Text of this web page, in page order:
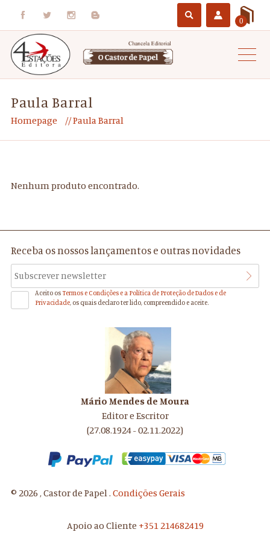
0
Paula Barral
Homepage Paula Barral
Nenhum produto encontrado.
Receba os nossos lançamentos e outras novidades
Aceito os Termos e Condições e a Política de Proteção de Dados e de
Privacidade, os quais declaro ter lido, compreendido e aceite.
Mário Mendes de Moura
Editor e Escritor
(27.08.1924 - 02.11.2022)
© 2026 , Castor de Papel . Condições Gerais
Apoio ao Cliente +351 214682419